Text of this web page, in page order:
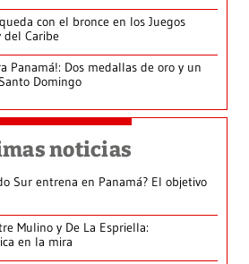
con el bronce en los Juegos
del Caribe
Panamá!: Dos medallas de oro y un
Domingo
noticias
Sur entrena en Panamá? El objetivo
Mulino y De La Espriella:
en la mira